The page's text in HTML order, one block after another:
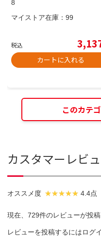
8
マイストア在庫： 99
税込
カートに入れる
このカテ
カスタマーレビ
オススメ度 4.4点
現在、729件のレビューが投稿
レビューを投稿するにはログ